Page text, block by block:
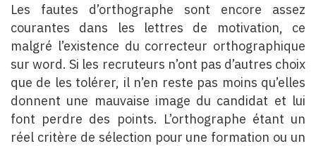
Les fautes d’orthographe sont encore assez
courantes dans les lettres de motivation, ce
malgré l’existence du correcteur orthographique
sur word. Si les recruteurs n’ont pas d’autres choix
que de les tolérer, il n’en reste pas moins qu’elles
donnent une mauvaise image du candidat et lui
font perdre des points. L’orthographe étant un
réel critère de sélection pour une formation ou un